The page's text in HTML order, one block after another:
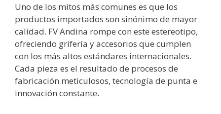
Uno de los mitos más comunes es que los
productos importados son sinónimo de mayor
calidad. FV Andina rompe con este estereotipo,
ofreciendo grifería y accesorios que cumplen
con los más altos estándares internacionales.
Cada pieza es el resultado de procesos de
fabricación meticulosos, tecnología de punta e
innovación constante.